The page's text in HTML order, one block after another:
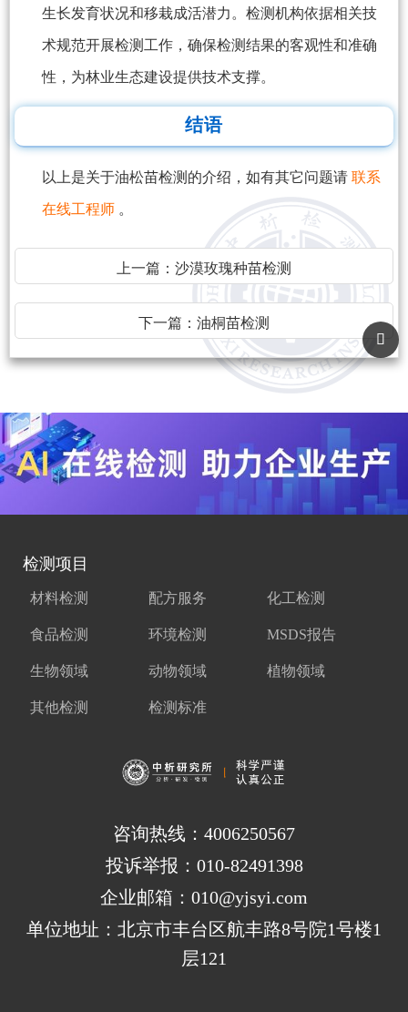
生长发育状况和移栽成活潜力。检测机构依据相关技
术规范开展检测工作，确保检测结果的客观性和准确
性，为林业生态建设提供技术支撑。
结语
以上是关于油松苗检测的介绍，如有其它问题请 联系
在线工程师 。
上一篇： 沙漠玫瑰种苗检测
下一篇： 油桐苗检测
检测项目
材料检测 配方服务 化工检测
食品检测 环境检测 MSDS报告
生物领域 动物领域 植物领域
其他检测 检测标准
咨询热线：4006250567
投诉举报：010-82491398
企业邮箱：010@yjsyi.com
单位地址：北京市丰台区航丰路8号院1号楼1
层121